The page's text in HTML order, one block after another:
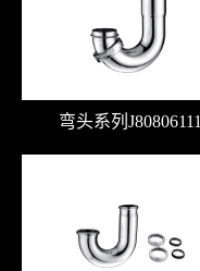
弯头系列J80806111